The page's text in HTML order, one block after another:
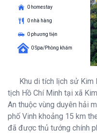
0 homestay
0 nhà hàng
0 phương tiện
0 Spa/Phòng khám
Khu di tích lịch sử Kim
tịch Hồ Chí Minh tại xã
An thuộc vùng duyên hải
phố Vinh khoảng 15 km
đã được thủ tướng chính